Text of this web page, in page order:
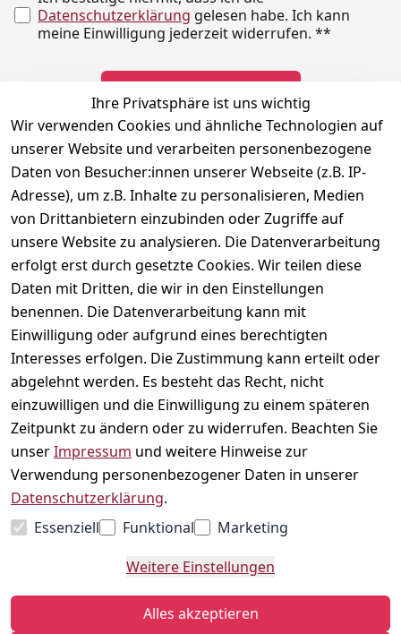
Datenschutzerklärung gelesen habe. Ich kann
meine Einwilligung jederzeit widerrufen. **
** markierte Felder sind erforderlich
Ihre Privatsphäre ist uns wichtig
Wir verwenden Cookies und ähnliche Technologien auf
unserer Website und verarbeiten personenbezogene
Daten von Besucher:innen unserer Webseite (z.B. IP-
Adresse), um z.B. Inhalte zu personalisieren, Medien
von Drittanbietern einzubinden oder Zugriffe auf
unsere Website zu analysieren. Die Datenverarbeitung
erfolgt erst durch gesetzte Cookies. Wir teilen diese
Daten mit Dritten, die wir in den Einstellungen
benennen. Die Datenverarbeitung kann mit
Einwilligung oder aufgrund eines berechtigten
Interesses erfolgen. Die Zustimmung kann erteilt oder
abgelehnt werden. Es besteht das Recht, nicht
einzuwilligen und die Einwilligung zu einem späteren
Zeitpunkt zu ändern oder zu widerrufen. Beachten Sie
unserImpressum und weitere Hinweise zur
Verwendung personenbezogener Daten in unserer
Datenschutzerklärung.
Essenziell
Funktional
Marketing
Weitere Einstellungen
Alles akzeptieren
Rechtliches
Impressum
Datenschutzerklär
ung
Widerrufsrecht
Versand &
Zahlung
Kontakt
Vertrag
widerrufen
Kontakt
Telefonische
Unterstützung
und Beratung
unter:
040 180
678 99
Mo-Fr: 10:00 -
16:00 Uhr
Schnackenburga
llee 120
22525 Hamburg
Kontaktformular
Social
Instagram
Zahlungsarten